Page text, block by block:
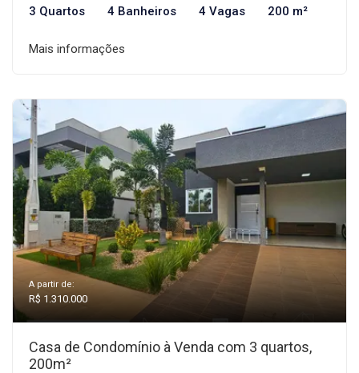
3 Quartos 4 Banheiros 4 Vagas 200 m²
Mais informações
A partir de:
R$ 1.310.000
Casa de Condomínio à Venda com 3 quartos,
200m²